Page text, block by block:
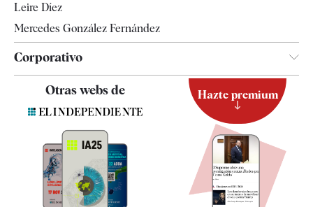
Leire Díez
Mercedes González Fernández
Corporativo
Contacto
Quiénes somos
Especificaciones
Otras webs de Hazte premium